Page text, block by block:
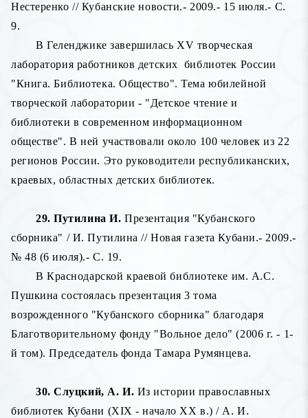
Нестеренко // Кубанские новости.- 2009.- 15 июля.- С.
9.
В Геленджике завершилась XV творческая
лаборатория работников детских библиотек России
"Книга. Библиотека. Общество". Тема юбилейной
творческой лаборатории - "Детское чтение и
библиотеки в современном информационном
обществе". В ней участвовали около 100 человек из 22
регионов России. Это руководители республиканских,
краевых, областных детских библиотек.
29. Путилина И. Презентация "Кубанского
сборника" / И. Путилина // Новая газета Кубани.- 2009.-
№ 48 (6 июля).- С. 19.
В Краснодарской краевой библиотеке им. А.С.
Пушкина состоялась презентация 3 тома
возрожденного "Кубанского сборника" благодаря
Благотворительному фонду "Вольное дело" (2006 г. - 1-
й том). Председатель фонда Тамара Румянцева.
30. Слуцкий, А. И. Из истории православных
библиотек Кубани (XIX - начало XX в.) / А. И.